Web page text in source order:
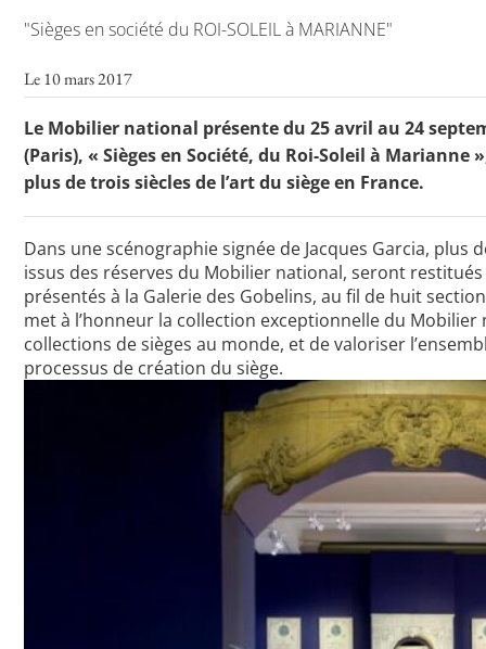
Communiqués et motions
Toutes les actualités
Les rendez-vous de l’APHG
Concours de recrutement
Concours scolaires
Conférences, tables rondes
Critique d’ouvrages publiés
Culture
"Sièges en société du ROI-SOLEIL à MARIANNE"
Le 10 mars 2017
Le Mobilier national présente du 25 avril au 24
(Paris), « Sièges en Société, du Roi-Soleil à
plus de trois siècles de l’art du siège en France.
Dans une scénographie signée de Jacques Garcia, plus
issus des réserves du Mobilier national, seront
présentés à la Galerie des Gobelins, au fil de huit
met à l’honneur la collection exceptionnelle du Mobilier
collections de sièges au monde, et de valoriser
processus de création du siège.